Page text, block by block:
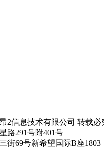
2信息技术有限公司 转载必
路291号附401号
街69号新希望国际B座1803